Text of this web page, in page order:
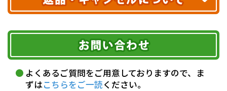
ヤマト運輸
お届け可能時間帯
午前中 14～16時
16～18時
18～20時
19～21時 指定なし
代金引換(現金のみ)
5,000円未満…330円(税込)
期限を含むルール（条件）や、お客様にご負担い
ただく費用がございます。
詳しくはこちら▶
よくあるご質問をご用意しておりますので、ま
ずはこちらをご一読ください。